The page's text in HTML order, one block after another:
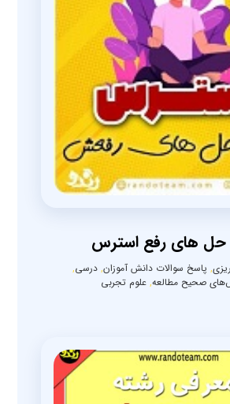
حل های رفع استرس
, پاسخ سوالات دانش آموزان,درسی,
صحیح مطالعه,علوم تجربی